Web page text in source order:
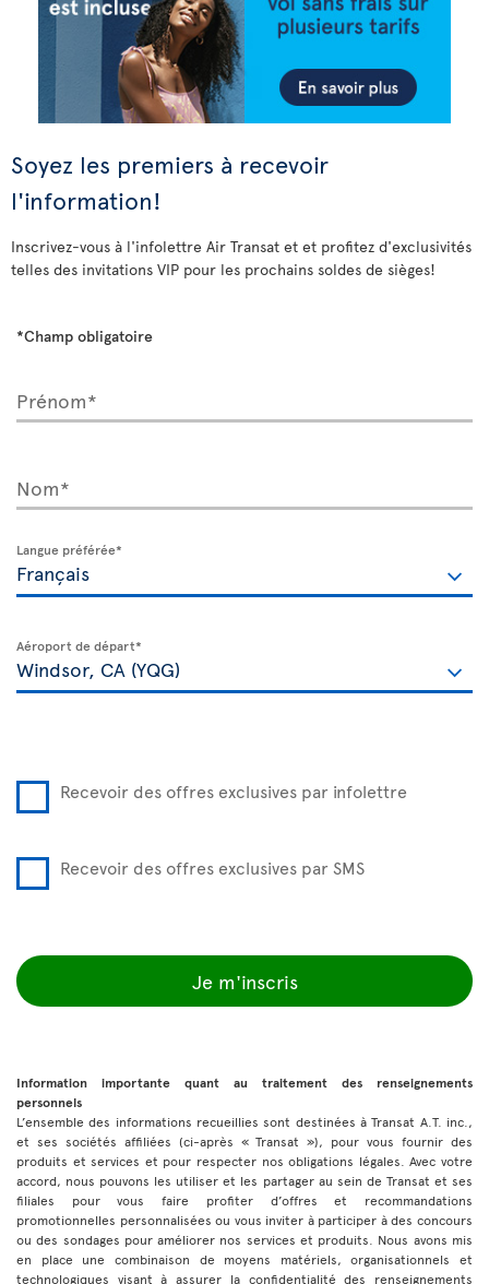
Soyez les premiers à recevoir
l'information!
Inscrivez-vous à l'infolettre Air Transat et et profitez d'exclusivités
telles des invitations VIP pour les prochains soldes de sièges!
*Champ obligatoire
Prénom*
Nom*
Langue préférée*
Aéroport de départ*
Recevoir des offres exclusives par infolettre
Recevoir des offres exclusives par SMS
Je m'inscris
Information importante quant au traitement des renseignements
personnels
L’ensemble des informations recueillies sont destinées à Transat A.T. inc.,
et ses sociétés affiliées (ci-après « Transat »), pour vous fournir des
produits et services et pour respecter nos obligations légales. Avec votre
accord, nous pouvons les utiliser et les partager au sein de Transat et ses
filiales pour vous faire profiter d’offres et recommandations
promotionnelles personnalisées ou vous inviter à participer à des concours
ou des sondages pour améliorer nos services et produits. Nous avons mis
en place une combinaison de moyens matériels, organisationnels et
technologiques visant à assurer la confidentialité des renseignements